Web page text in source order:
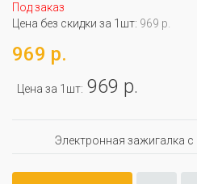
Под заказ
Цена без скидки за 1шт: 969 р.
969 р.
Цена за 1шт: 969 р.
Электронная зажигалка